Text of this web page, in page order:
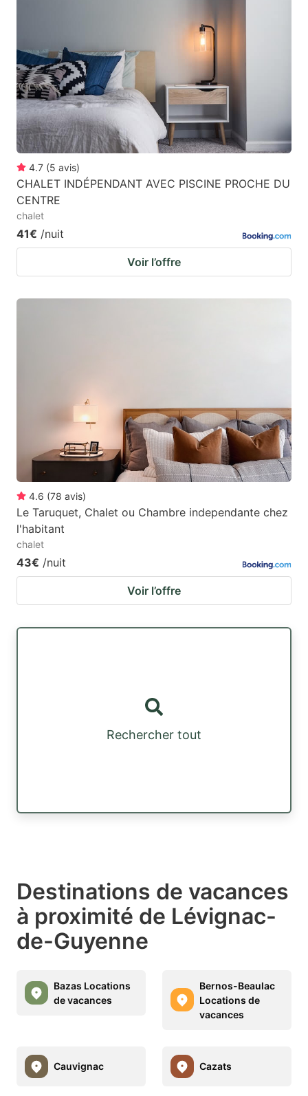
4.7 (5 avis)
CHALET INDÉPENDANT AVEC PISCINE PROCHE DU
CENTRE
chalet
41€ /nuit
Voir l’offre
4.6 (78 avis)
Le Taruquet, Chalet ou Chambre independante chez
l'habitant
chalet
43€ /nuit
Voir l’offre
Rechercher tout
Destinations de vacances
à proximité de Lévignac-
de-Guyenne
Bazas Locations
de vacances
Bernos-Beaulac
Locations de
vacances
Cauvignac Cazats